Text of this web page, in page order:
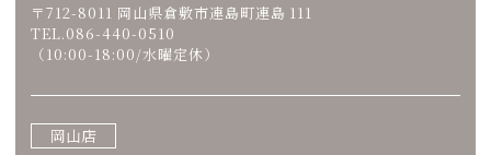
〒712-8011 岡山県倉敷市連島町連島 111
TEL.086-440-0510
（10:00-18:00/水曜定休）
岡山店